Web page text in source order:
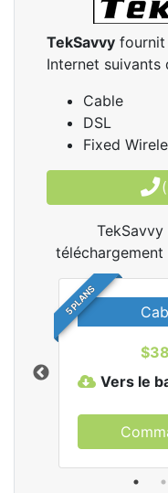
TekSavvy fournit
Internet suivants
Cable
DSL
Fixed
5 PLANS
Vers le